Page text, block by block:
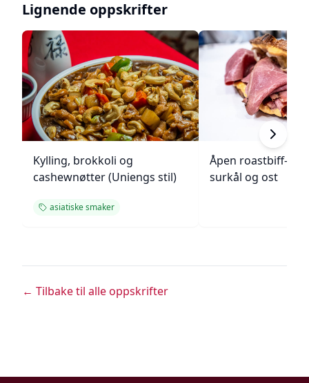
Lignende oppskrifter
Kylling, brokkoli og
cashewnøtter (Uniengs stil)
asiatiske smaker
Åpen roastbiff-
surkål og ost
← Tilbake til alle oppskrifter